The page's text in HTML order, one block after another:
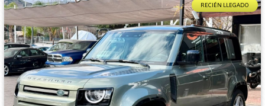
RECIÉN LLEGADO